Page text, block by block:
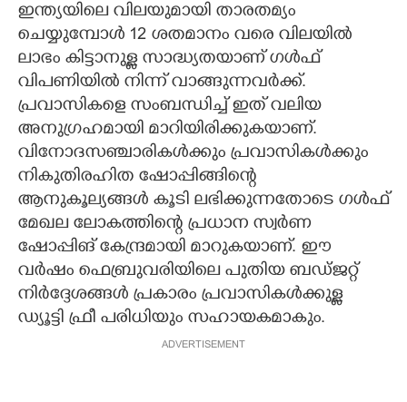
ഇന്ത്യയിലെ വിലയുമായി താരതമ്യം
ചെയ്യുമ്പോള്‍ 12 ശതമാനം വരെ വിലയില്‍
ലാഭം കിട്ടാനുള്ള സാദ്ധ്യതയാണ് ഗള്‍ഫ്
വിപണിയില്‍ നിന്ന് വാങ്ങുന്നവര്‍ക്ക്.
പ്രവാസികളെ സംബന്ധിച്ച് ഇത് വലിയ
അനുഗ്രഹമായി മാറിയിരിക്കുകയാണ്.
വിനോദസഞ്ചാരികള്‍ക്കും പ്രവാസികള്‍ക്കും
നികുതിരഹിത ഷോപ്പിങ്ങിന്റെ
ആനുകൂല്യങ്ങള്‍ കൂടി ലഭിക്കുന്നതോടെ ഗള്‍ഫ്
മേഖല ലോകത്തിന്റെ പ്രധാന സ്വര്‍ണ
ഷോപ്പിങ് കേന്ദ്രമായി മാറുകയാണ്. ഈ
വര്‍ഷം ഫെബ്രുവരിയിലെ പുതിയ ബഡ്ജറ്റ്
നിര്‍ദ്ദേശങ്ങള്‍ പ്രകാരം പ്രവാസികള്‍ക്കുള്ള
ഡ്യൂട്ടി ഫ്രീ പരിധിയും സഹായകമാകും.
ADVERTISEMENT